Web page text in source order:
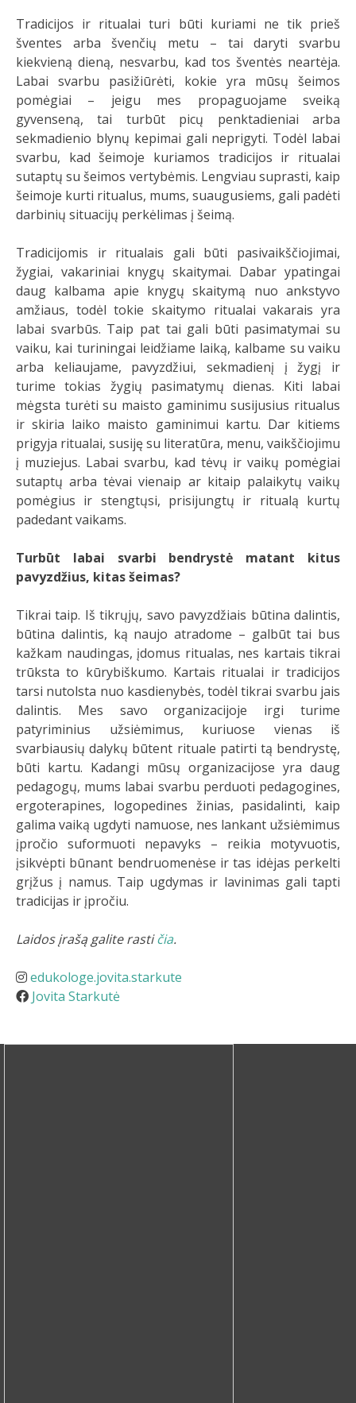
Tradicijos ir ritualai turi būti kuriami ne tik prieš
šventes arba švenčių metu – tai daryti svarbu
kiekvieną dieną, nesvarbu, kad tos šventės neartėja.
Labai svarbu pasižiūrėti, kokie yra mūsų šeimos
pomėgiai – jeigu mes propaguojame sveiką
gyvenseną, tai turbūt picų penktadieniai arba
sekmadienio blynų kepimai gali neprigyti. Todėl labai
svarbu, kad šeimoje kuriamos tradicijos ir ritualai
sutaptų su šeimos vertybėmis. Lengviau suprasti, kaip
šeimoje kurti ritualus, mums, suaugusiems, gali padėti
darbinių situacijų perkėlimas į šeimą.
Tradicijomis ir ritualais gali būti pasivaikščiojimai,
žygiai, vakariniai knygų skaitymai. Dabar ypatingai
daug kalbama apie knygų skaitymą nuo ankstyvo
amžiaus, todėl tokie skaitymo ritualai vakarais yra
labai svarbūs. Taip pat tai gali būti pasimatymai su
vaiku, kai turiningai leidžiame laiką, kalbame su vaiku
arba keliaujame, pavyzdžiui, sekmadienį į žygį ir
turime tokias žygių pasimatymų dienas. Kiti labai
mėgsta turėti su maisto gaminimu susijusius ritualus
ir skiria laiko maisto gaminimui kartu. Dar kitiems
prigyja ritualai, susiję su literatūra, menu, vaikščiojimu
į muziejus. Labai svarbu, kad tėvų ir vaikų pomėgiai
sutaptų arba tėvai vienaip ar kitaip palaikytų vaikų
pomėgius ir stengtųsi, prisijungtų ir ritualą kurtų
padedant vaikams.
Turbūt labai svarbi bendrystė matant kitus
pavyzdžius, kitas šeimas?
Tikrai taip. Iš tikrųjų, savo pavyzdžiais būtina dalintis,
būtina dalintis, ką naujo atradome – galbūt tai bus
kažkam naudingas, įdomus ritualas, nes kartais tikrai
trūksta to kūrybiškumo. Kartais ritualai ir tradicijos
tarsi nutolsta nuo kasdienybės, todėl tikrai svarbu jais
dalintis. Mes savo organizacijoje irgi turime
patyriminius užsiėmimus, kuriuose vienas iš
svarbiausių dalykų būtent rituale patirti tą bendrystę,
būti kartu. Kadangi mūsų organizacijose yra daug
pedagogų, mums labai svarbu perduoti pedagogines,
ergoterapines, logopedines žinias, pasidalinti, kaip
galima vaiką ugdyti namuose, nes lankant užsiėmimus
įpročio suformuoti nepavyks – reikia motyvuotis,
įsikvėpti būnant bendruomenėse ir tas idėjas perkelti
grįžus į namus. Taip ugdymas ir lavinimas gali tapti
tradicijas ir įpročiu.
Laidos įrašą galite rastičia.
edukologe.jovita.starkute
Jovita Starkutė